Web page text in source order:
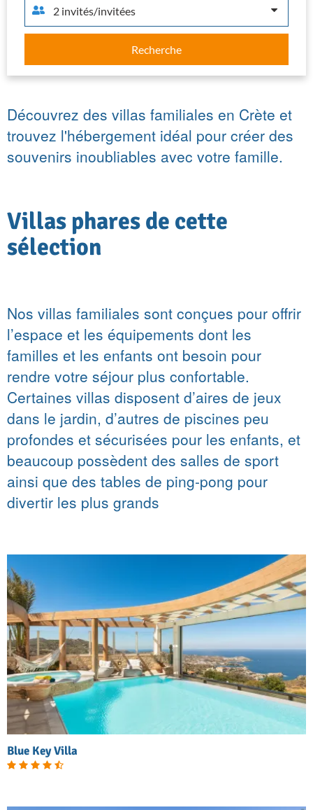
2 invités/invitées
Recherche
Découvrez des villas familiales en Crète et
trouvez l'hébergement idéal pour créer des
souvenirs inoubliables avec votre famille.
Villas phares de cette
sélection
Nos villas familiales sont conçues pour offrir
l’espace et les équipements dont les
familles et les enfants ont besoin pour
rendre votre séjour plus confortable.
Certaines villas disposent d’aires de jeux
dans le jardin, d’autres de piscines peu
profondes et sécurisées pour les enfants, et
beaucoup possèdent des salles de sport
ainsi que des tables de ping-pong pour
divertir les plus grands
Blue Key Villa